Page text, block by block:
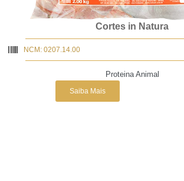
Cortes in Natura
NCM: 0207.14.00
Proteina Animal
Saiba Mais